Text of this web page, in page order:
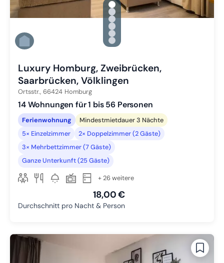
gallery.slide_selector
Zu Slide 1 wechseln
Zu Slide 2 wechseln
Zu Slide 3 wechseln
Zu Slide 4 wechseln
Zu Slide 5 wechseln
Zu Slide 6 wechseln
Luxury Homburg, Zweibrücken,
Saarbrücken, Völklingen
Ortsstr., 66424 Homburg
14 Wohnungen für 1 bis 56 Personen
Ferienwohnung
Mindestmietdauer 3 Nächte
5× Einzelzimmer
2× Doppelzimmer (2 Gäste)
3× Mehrbettzimmer (7 Gäste)
Ganze Unterkunft (25 Gäste)
+ 26 weitere
18,00 €
Durchschnitt pro Nacht & Person